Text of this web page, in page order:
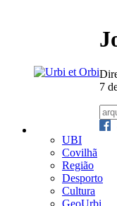
7
UBI
Covilhã
Região
Desporto
Cultura
GeoUrbi